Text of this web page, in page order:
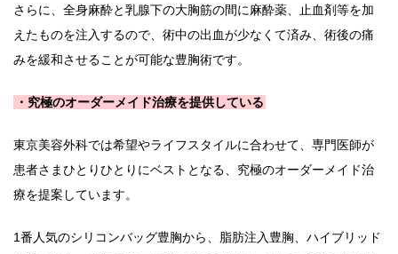
さらに、全身麻酔と乳腺下の大胸筋の間に麻酔薬、止血剤等を加
えたものを注入するので、術中の出血が少なくて済み、術後の痛
みを緩和させることが可能な豊胸術です。
・究極のオーダーメイド治療を提供している
東京美容外科では希望やライフスタイルに合わせて、専門医師が
患者さまひとりひとりにベストとなる、究極のオーダーメイド治
療を提案しています。
1番人気のシリコンバッグ豊胸から、脂肪注入豊胸、ハイブリッド